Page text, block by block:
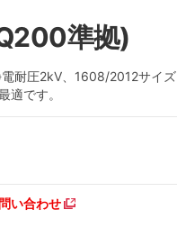
準拠)
耐圧2kV、1608/2012サイズ
です。
い合わせ